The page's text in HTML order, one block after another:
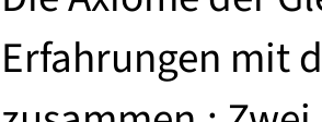
Erfahrungen mit